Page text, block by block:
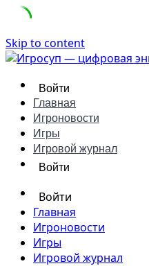
Skip to content
Войти
Главная
Игроновости
Игры
Игровой журнал
Войти
Войти
Главная
Игроновости
Игры
Игровой журнал